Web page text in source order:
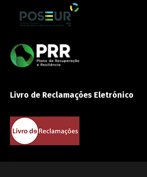
Livro de Reclamações Eletrónico